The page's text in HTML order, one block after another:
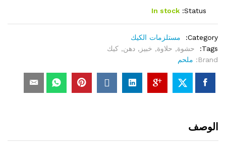
Status:
In stock
Category:
مستلزمات الكيك
Tags:
حشوة, حلاوة, خبيز , دهن, كيك
Brand:
ملحم
الوصف